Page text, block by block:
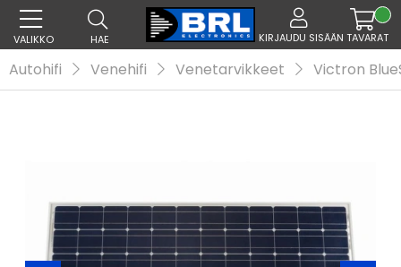
VALIKKO HAE KIRJAUDU SISÄÄN TAVARAT
Autohifi Venehifi Venetarvikkeet Victron